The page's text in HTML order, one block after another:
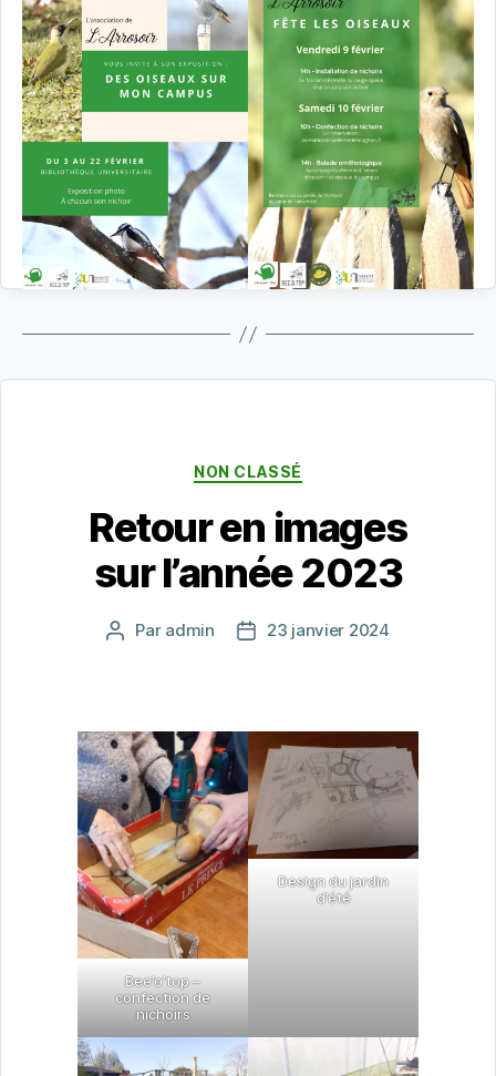
Catégories
NON CLASSÉ
Retour en images
sur l’année 2023
Auteur
Par admin
Date23 janvier 2024
Bee’o’top –
confection de
nichoirs
Design du jardin
d’été